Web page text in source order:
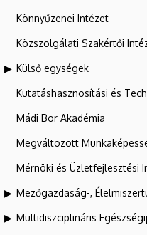
Könnyűzenei Intézet
Közszolgálati Szakértői
Külső egységek
Kutatáshasznosítási és
Mádi Bor Akadémia
Megváltozott
Mérnöki és Üzletfejlesztési
Mezőgazdaság-,
Multidiszciplináris